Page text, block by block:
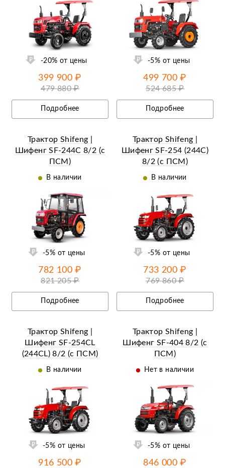
-20% от цены
399 900 ₽
479 880 ₽
Подробнее
Ещё 16 фотографий
-5% от цены
499 700 ₽
524 685 ₽
Подробнее
Трактор Shifeng |
Шифенг SF-244С 8/2 (с
ПСМ)
В наличии
-5% от цены
782 100 ₽
821 205 ₽
Подробнее
Трактор Shifeng |
Шифенг SF-254 (244С)
8/2 (с ПСМ)
В наличии
Ещё 26 фотографий
-5% от цены
733 200 ₽
769 860 ₽
Подробнее
Трактор Shifeng |
Шифенг SF-254CL
(244СL) 8/2 (с ПСМ)
В наличии
-5% от цены
916 500 ₽
Трактор Shifeng |
Шифенг SF-404 8/2 (с
ПСМ)
Нет в наличии
Ещё 12 фотографий
-5% от цены
846 000 ₽